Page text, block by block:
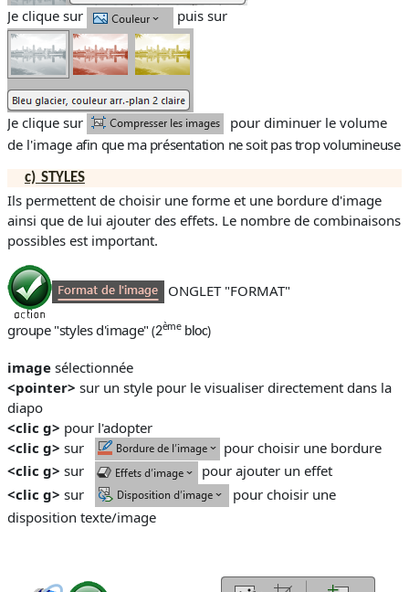
Je clique sur puis sur
Je clique sur
pour diminuer le volume
de l'image afin que ma présentation ne soit pas trop volumineuse
c) STYLES
Ils permettent de choisir une forme et une bordure d'image
ainsi que de lui ajouter des effets. Le nombre de combinaisons
possibles est important.
ONGLET "FORMAT"
groupe "styles d'image" (2èmebloc)
image sélectionnée
<pointer> sur un style pour le visualiser directement dans la
diapo
<clic g> pour l'adopter
<clic g> sur
pour choisir une bordure
<clic g> sur
pour ajouter un effet
<clic g> sur
pour choisir une
disposition texte/image